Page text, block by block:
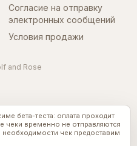
Согласие на отправку
электронных сообщений
Условия продажи
and Rose
бета-теста: оплата проходит
чеки временно не отправляются
необходимости чек предоставим